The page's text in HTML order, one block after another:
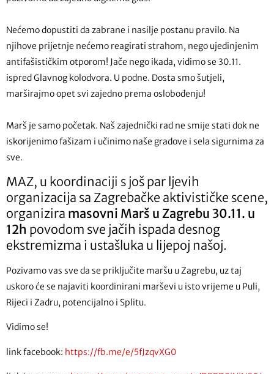
Nećemo dopustiti da zabrane i nasilje postanu pravilo. Na
njihove prijetnje nećemo reagirati strahom, nego ujedinjenim
antifašističkim otporom! Jače nego ikada, vidimo se 30.11.
ispred Glavnog kolodvora. U podne. Dosta smo šutjeli,
marširajmo opet svi zajedno prema oslobođenju!
Marš je samo početak. Naš zajednički rad ne smije stati dok ne
iskorijenimo fašizam i učinimo naše gradove i sela sigurnima za
sve.
MAZ, u koordinaciji s još par ljevih
organizacija sa Zagrebačke aktivističke scene,
organizira masovni Marš u Zagrebu 30.11. u
12h povodom sve jačih ispada desnog
ekstremizma i ustašluka u lijepoj našoj.
Pozivamo vas sve da se priključite maršu u Zagrebu, uz taj
uskoro će se najaviti koordinirani marševi u isto vrijeme u Puli,
Rijeci i Zadru, potencijalno i Splitu.
Vidimo se!
link facebook: https://fb.me/e/5fJzqvXG0